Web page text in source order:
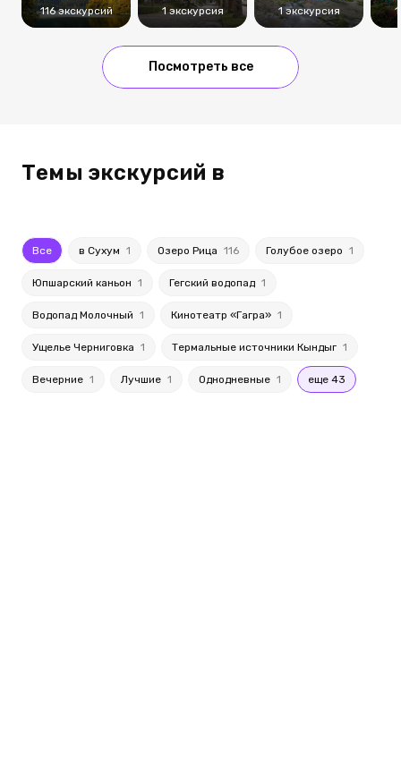
116 экскурсий 1 экскурсия 1 экскурсия
Посмотреть все
Темы экскурсий в
Все в Сухум 1 Озеро Рица 116 Голубое озеро 1
Юпшарский каньон 1 Гегский водопад 1
Водопад Молочный 1 Кинотеатр «Гагра» 1
Ущелье Черниговка 1 Термальные источники Кындыг 1
Вечерние 1 Лучшие 1 Однодневные 1 еще 43